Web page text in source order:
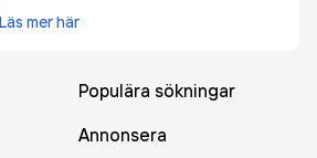
Läs mer här
Populära sökningar
Annonsera